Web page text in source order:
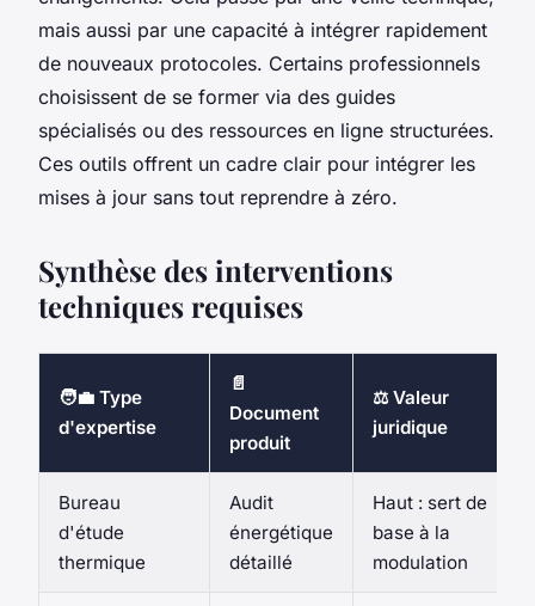
mais aussi par une capacité à intégrer rapidement
de nouveaux protocoles. Certains professionnels
choisissent de se former via des guides
spécialisés ou des ressources en ligne structurées.
Ces outils offrent un cadre clair pour intégrer les
mises à jour sans tout reprendre à zéro.
Synthèse des interventions
techniques requises
🧑‍💼 Type
d'expertise
📄
Document
produit
⚖️ Valeur
juridique
Bureau
d'étude
thermique
Audit
énergétique
détaillé
Haut : sert de
base à la
modulation